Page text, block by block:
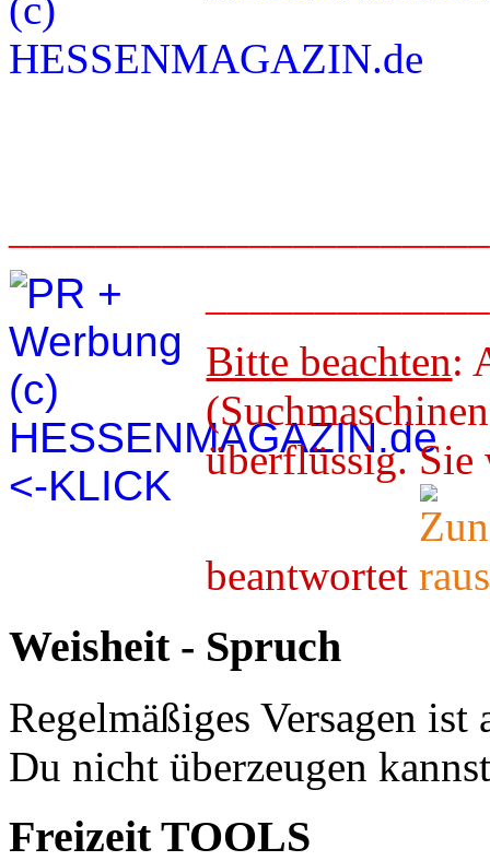
Bitte beachten:
überflüssig.
beantwortet
Weisheit - Spruch
Regelmäßiges Versagen
Du nicht überzeugen
Freizeit TOOLS